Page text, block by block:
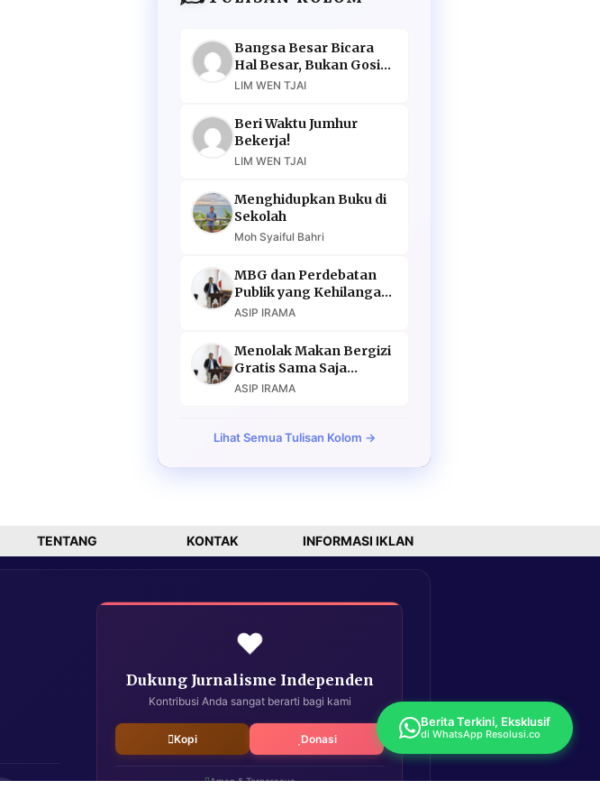
Bangsa Besar Bicara
Hal Besar, Bukan Gosip
Murahan
LIM WEN TJAI
Beri Waktu Jumhur
Bekerja!
LIM WEN TJAI
Menghidupkan Buku di
Sekolah
Moh Syaiful Bahri
MBG dan Perdebatan
Publik yang Kehilangan
Argumen
ASIP IRAMA
Menolak Makan Bergizi
Gratis Sama Saja
Menolak Masa Depan
ASIP IRAMA
Lihat Semua Tulisan Kolom →
TENTANG KONTAK INFORMASI IKLAN
❤️
Dukung Jurnalisme Independen
Kontribusi Anda sangat berarti bagi kami
Kopi Donasi
Aman & Terpercaya
Berita Terkini, Eksklusif
di WhatsApp Resolusi.co